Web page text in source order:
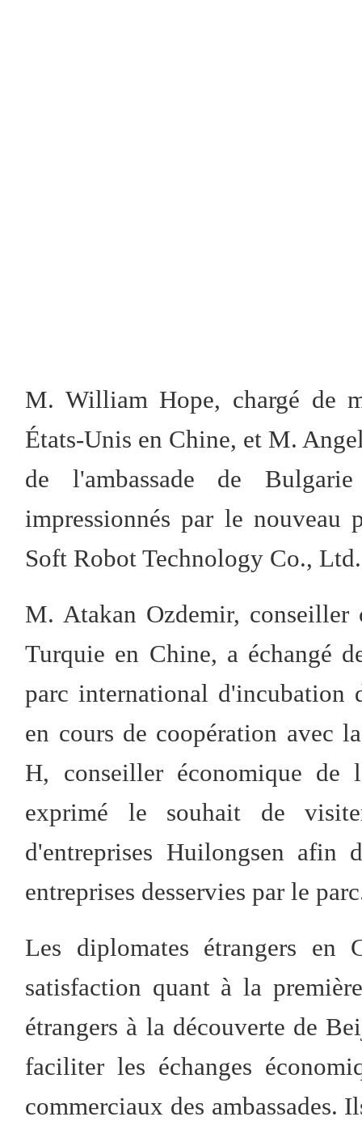
M. William Hope, chargé de
États-Unis en Chine, et M.
de l'ambassade de
impressionnés par le
Soft Robot Technology Co., Ltd.
M. Atakan Ozdemir, conseiller
Turquie en Chine, a échangé
parc international d'incubation
en cours de coopération avec
H, conseiller économique de
exprimé le souhait de
d'entreprises Huilongsen afin
entreprises desservies par le
Les diplomates étrangers en
satisfaction quant à la
étrangers à la découverte de
faciliter les échanges
commerciaux des ambassades.